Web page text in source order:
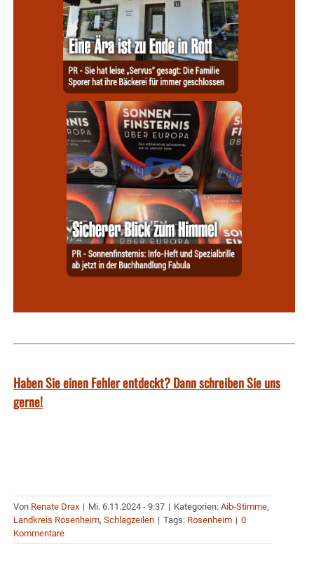
Haben Sie einen Fehler entdeckt? Dann schreiben Sie uns
gerne!
Von Renate Drax | Mi. 6.11.2024 - 9:37 | Kategorien: Aib-Stimme,
Landkreis Rosenheim, Schlagzeilen | Tags: Rosenheim | 0
Kommentare